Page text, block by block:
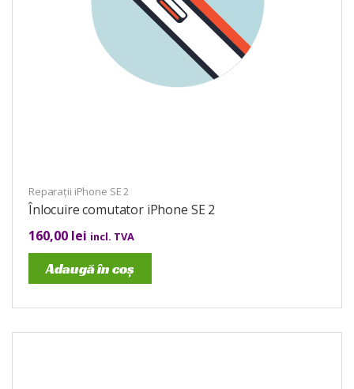
Reparații iPhone SE 2
Înlocuire comutator iPhone SE 2
160,00 lei incl. TVA
Adaugă în coș